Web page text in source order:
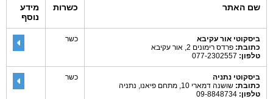
שם האתר כשרות
מידע
נוסף
ביסקוטי אור עקיבא
כתובת: פרדס רימונים 2, אור עקיבא
טלפון:
כשר
ביסקוטי נתניה
כתובת: שושנה דמארי 10, מתחם פיאנו, נתניה
טלפון:
כשר